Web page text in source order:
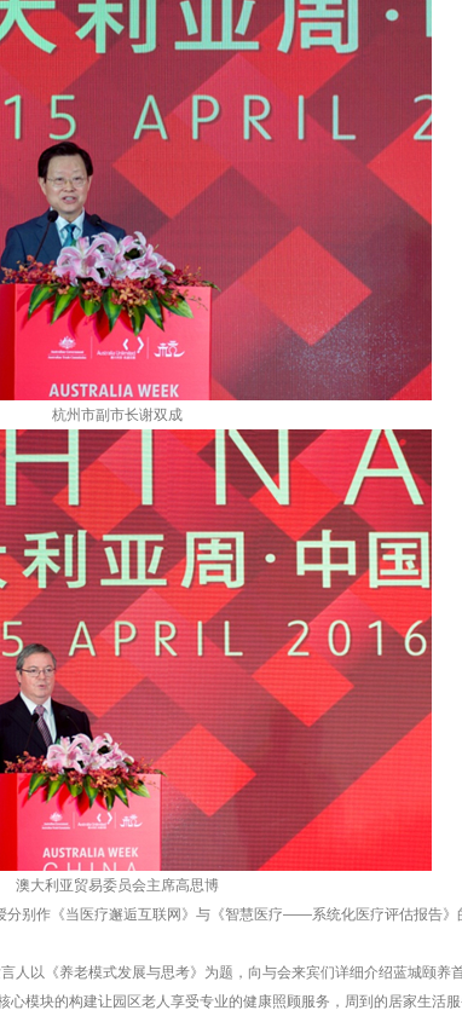
杭州市副市长谢双成
澳大利亚贸易委员会主席高思博
别作《当医疗邂逅互联网》与《智慧医疗——系统化医疗评估报告》
人以《养老模式发展与思考》为题，向与会来宾们详细介绍蓝城颐养
心模块的构建让园区老人享受专业的健康照顾服务，周到的居家生活